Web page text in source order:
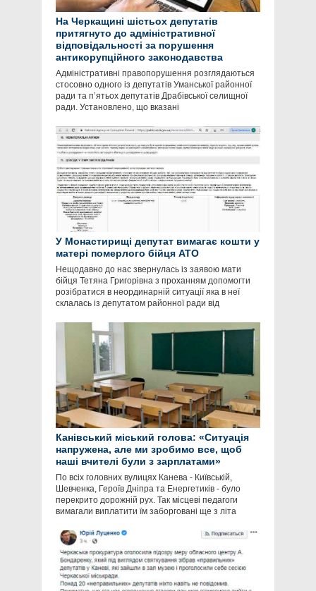
На Черкащині шістьох депутатів
притягнуто до адміністративної
відповідальності за порушення
антикорупційного законодавства
Адміністративні правопорушення розглядаються
стосовно одного із депутатів Уманської районної
ради та п’ятьох депутатів Драбівської селищної
ради. Установлено, що вказані
У Монастирищі депутат вимагає кошти у
матері померлого бійця АТО
Нещодавно до нас звернулась із заявою мати
бійця Тетяна Григорівна з проханням допомогти
розібратися в неординарній ситуації яка в неї
склалась із депутатом районної ради від
Канівський міський голова: «Ситуація
напружена, але ми зробимо все, щоб
наші вчителі були з зарплатами»
По всіх головних вулицях Канева - Київській,
Шевченка, Героїв Дніпра та Енергетиків - було
перекрито дорожній рух. Так місцеві педагоги
вимагали виплатити їм заборговані ще з літа